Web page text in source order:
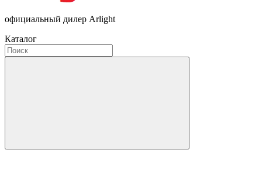
официальный дилер Arlight
Каталог